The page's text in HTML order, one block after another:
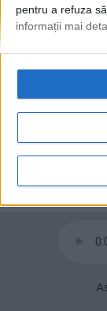
pentru a refuza
informații mai
retrageți
și făcând clic pe
paginii web.
Radio TOP